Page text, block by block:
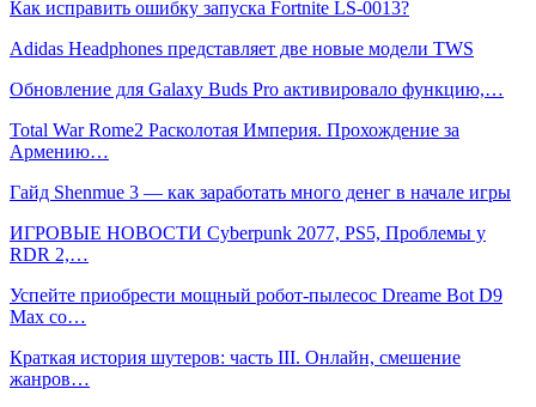
Как исправить ошибку запуска Fortnite LS-0013?
Adidas Headphones представляет две новые модели TWS
Обновление для Galaxy Buds Pro активировало функцию,…
Total War Rome2 Расколотая Империя. Прохождение за
Армению…
Гайд Shenmue 3 — как заработать много денег в начале игры
ИГРОВЫЕ НОВОСТИ Cyberpunk 2077, PS5, Проблемы у
RDR 2,…
Успейте приобрести мощный робот-пылесос Dreame Bot D9
Max со…
Краткая история шутеров: часть III. Онлайн, смешение
жанров…